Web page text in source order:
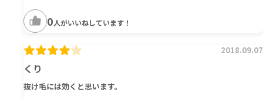
0人がいいねしています！
くり
2018.09.07
抜け毛には効くと思います。